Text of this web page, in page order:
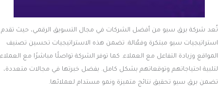
تُعد شركة برق سيو من أفضل الشركات في مجال التسويق الرقمي، حيث تقدم
استراتيجيات سيو مبتكرة وفعّالة. تضمن هذه الاستراتيجيات تحسين تصنيف
المواقع وزيادة التفاعل مع العملاء. كما توفر الشركة تواصلًا مباشرًا مع العملاء
لتلبية احتياجاتهم وتوقعاتهم بشكل كامل. بفضل خبرتها في مجالات متعددة،
تضمن برق سيو تحقيق نتائج متميزة ونمو مستدام لعملائها.